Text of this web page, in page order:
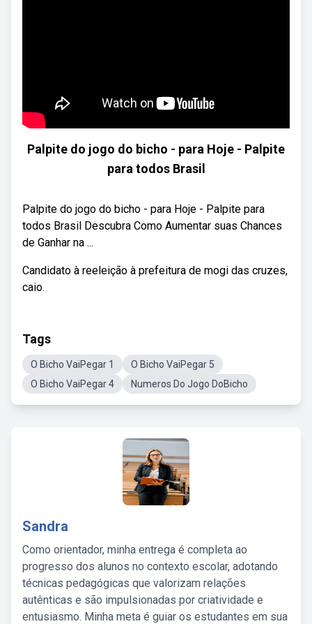
Palpite do jogo do bicho - para Hoje - Palpite
para todos Brasil
Palpite do jogo do bicho - para Hoje - Palpite para
todos Brasil Descubra Como Aumentar suas Chances
de Ganhar na ...
Candidato à reeleição à prefeitura de mogi das cruzes,
caio.
Tags
O Bicho VaiPegar 1
O Bicho VaiPegar 5
O Bicho VaiPegar 4
Numeros Do Jogo DoBicho
Sandra
Como orientador, minha entrega é completa ao
progresso dos alunos no contexto escolar, adotando
técnicas pedagógicas que valorizam relações
autênticas e são impulsionadas por criatividade e
entusiasmo. Minha meta é guiar os estudantes em sua